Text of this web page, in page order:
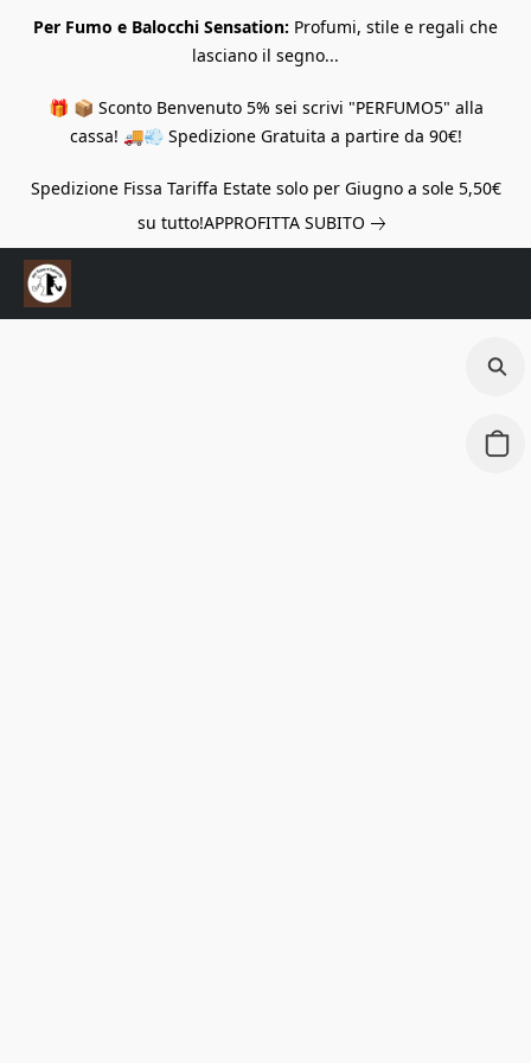
Per Fumo e Balocchi Sensation: Profumi, stile e regali che
lasciano il segno...
🎁 📦 Sconto Benvenuto 5% sei scrivi "PERFUMO5" alla
cassa! 🚚💨 Spedizione Gratuita a partire da 90€!
Spedizione Fissa Tariffa Estate solo per Giugno a sole 5,50€
su tutto!APPROFITTA SUBITO